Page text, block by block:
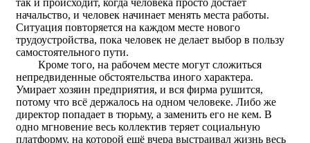
так и происходит, когда человека просто достаёт
начальство, и человек начинает менять места работы.
Ситуация повторяется на каждом месте нового
трудоустройства, пока человек не делает выбор в пользу
самостоятельного пути.
Кроме того, на рабочем месте могут сложиться
непредвиденные обстоятельства иного характера.
Умирает хозяин предприятия, и вся фирма рушится,
потому что всё держалось на одном человеке. Либо же
директор попадает в тюрьму, а заменить его не кем. В
одно мгновение весь коллектив теряет социальную
платформу, на которой ещё вчера выстраивал жизнь весь